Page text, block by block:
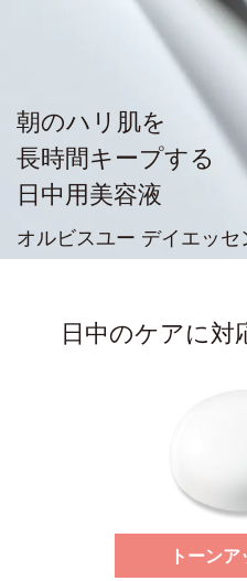
朝のハリ肌を
長時間キープする
日中用美容液
オルビスユー デイエッセ
日中のケアに対
トーン